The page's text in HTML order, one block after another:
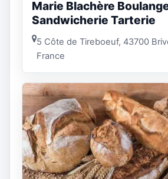
Marie Blachère
Sandwicherie Tarterie
5 Côte de Tireboeuf, 43700
France